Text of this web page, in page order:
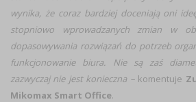
wynika, że coraz bardziej doceniają oni
stopniowo wprowadzanych zmian w
dopasowywania rozwiązań do potrzeb
funkcjonowanie biura. Nie są zaś
zazwyczaj nie jest konieczna – komentuje
Mikomax Smart Office.